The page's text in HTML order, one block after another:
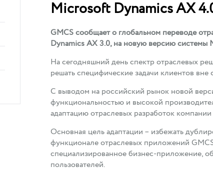
Microsoft Dynamics AX
GMCS сообщает о глобальном переводе
Dynamics AX 3.0, на новую версию системы
На сегодняшний день спектр отраслевых
решать специфические задачи клиентов
С выводом на российский рынок новой
функциональностью и высокой
адаптацию отраслевых разработок
Основная цель адаптации – избежать
функционале отраслевых приложений
специализированное бизнес-приложение,
пользователей.